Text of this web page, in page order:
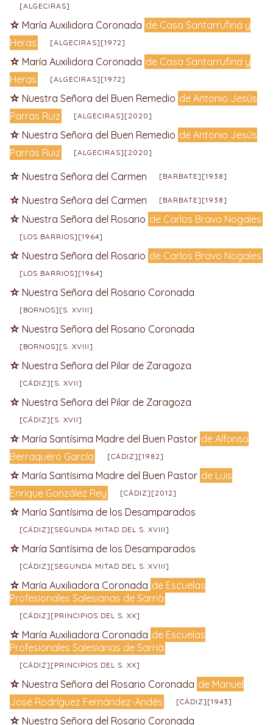
[ALGECIRAS]
María Auxilidora Coronada de Casa Santarrufina y
Heras
[ALGECIRAS][1972]
María Auxilidora Coronada de Casa Santarrufina y
Heras
[ALGECIRAS][1972]
Nuestra Señora del Buen Remedio de Antonio Jesús
Parras Ruiz
[ALGECIRAS][2020]
Nuestra Señora del Buen Remedio de Antonio Jesús
Parras Ruiz
[ALGECIRAS][2020]
Nuestra Señora del Carmen [BARBATE][1938]
Nuestra Señora del Carmen [BARBATE][1938]
Nuestra Señora del Rosario de Carlos Bravo Nogales
[LOS BARRIOS][1964]
Nuestra Señora del Rosario de Carlos Bravo Nogales
[LOS BARRIOS][1964]
Nuestra Señora del Rosario Coronada
[BORNOS][S. XVIII]
Nuestra Señora del Rosario Coronada
[BORNOS][S. XVIII]
Nuestra Señora del Pilar de Zaragoza
[CÁDIZ][S. XVII]
Nuestra Señora del Pilar de Zaragoza
[CÁDIZ][S. XVII]
María Santísima Madre del Buen Pastor de Alfonso
Berraquero García
[CÁDIZ][1982]
María Santísima Madre del Buen Pastor de Luis
Enrique González Rey
[CÁDIZ][2012]
María Santísima de los Desamparados
[CÁDIZ][SEGUNDA MITAD DEL S. XVIII]
María Santísima de los Desamparados
[CÁDIZ][SEGUNDA MITAD DEL S. XVIII]
María Auxiliadora Coronada de Escuelas
Profesionales Salesianas de Sarrià
[CÁDIZ][PRINCIPIOS DEL S. XX]
María Auxiliadora Coronada de Escuelas
Profesionales Salesianas de Sarrià
[CÁDIZ][PRINCIPIOS DEL S. XX]
Nuestra Señora del Rosario Coronada de Manuel
José Rodríguez Fernández-Andés
[CÁDIZ][1943]
Nuestra Señora del Rosario Coronada